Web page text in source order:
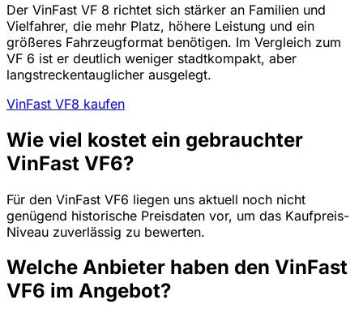
Der VinFast VF 8 richtet sich stärker an Familien und
Vielfahrer, die mehr Platz, höhere Leistung und ein
größeres Fahrzeugformat benötigen. Im Vergleich zum
VF 6 ist er deutlich weniger stadtkompakt, aber
langstreckentauglicher ausgelegt.
VinFast VF8 kaufen
Wie viel kostet ein gebrauchter
VinFast VF6?
Für den VinFast VF6 liegen uns aktuell noch nicht
genügend historische Preisdaten vor, um das Kaufpreis-
Niveau zuverlässig zu bewerten.
Welche Anbieter haben den VinFast
VF6 im Angebot?